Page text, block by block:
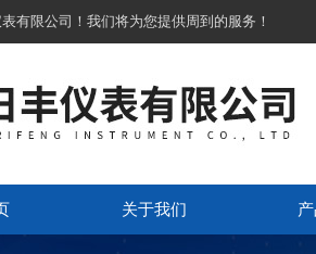
有限公司！我们将为您提供周到的服务！
关于我们